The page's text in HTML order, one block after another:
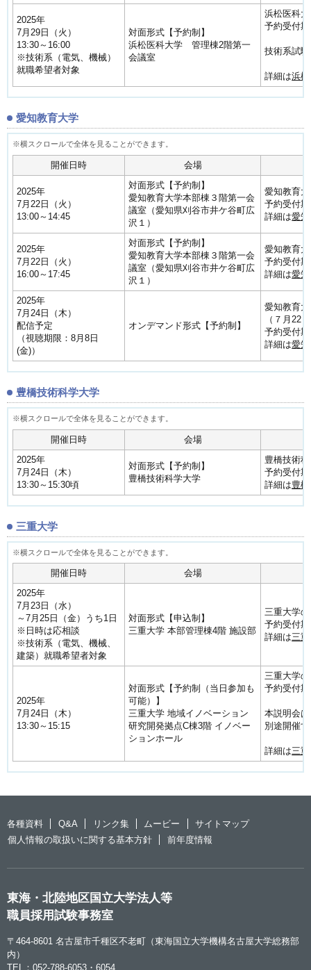
2025年
7月29日（火）
13:30～16:00
※技術系（電気、機械）
就職希望者対象
対面形式【予約制】
浜松医科大学 管理棟2階第一
会議室
浜松医科
予約受付
技術系試
詳細は浜
愛知教育大学
開催日時 会場
2025年
7月22日（火）
13:00～14:45
対面形式【予約制】
愛知教育大学本部棟３階第一会
議室（愛知県刈谷市井ケ谷町広
沢１）
愛知教育
予約受付
詳細は愛
2025年
7月22日（火）
16:00～17:45
対面形式【予約制】
愛知教育大学本部棟３階第一会
議室（愛知県刈谷市井ケ谷町広
沢１）
愛知教育
予約受付
詳細は愛
2025年
7月24日（木）
配信予定
（視聴期限：8月8日
(金)）
オンデマンド形式【予約制】
愛知教育
（７月22
予約受付
詳細は愛
豊橋技術科学大学
開催日時
会場
2025年
7月24日（木）
13:30～15:30頃
対面形式【予約制】
豊橋技術科学大学
豊橋技術
予約受付
詳細は豊
三重大学
開催日時
会場
2025年
7月23日（水）
～7月25日（金）うち1日
※日時は応相談
※技術系（電気、機械、
建築）就職希望者対象
対面形式【申込制】
三重大学 本部管理棟4階 施設部
三重大学
予約受付
詳細は三
2025年
7月24日（木）
13:30～15:15
対面形式【予約制（当日参加も
可能）】
三重大学 地域イノベーション
研究開発拠点C棟3階 イノベー
ションホール
三重大学
予約受付
本説明会
別途開催
詳細は三
各種資料 Q&A リンク集 ムービー
サイトマップ
個人情報の取扱いに関する基本方針
前年度情報
東海・北陸地区国立大学法人等
職員採用試験事務室
〒464-8601 名古屋市千種区不老町（東海国立大学機構名古屋大学総務部
内）
TEL：052-788-6053・6054